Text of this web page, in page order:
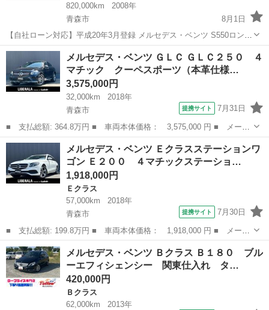
820,000km
2008年
青森市
8月1日
【自社ローン対応】平成20年3月登録 メルセデス・ベンツ S550ロング
車両本体価格：1,980,000円 メーカー名：メルセデス・ベンツ 車種
名：S550ロング 排気量：5,500cc 年式...
青森 青森市 ベンツ（メルセデス） ロング
メルセデス・ベンツ ＧＬＣ ＧＬＣ２５０ ４
マチック クーペスポーツ（本革仕様…
3,575,000円
32,000km
2018年
青森市
提携サイト 7月31日
■ 支払総額: 364.8万円 ■ 車両本体価格： 3,575,000 円 ■ メーカ
ー名： メルセデス・ベンツ ■ 車種名： ＧＬＣ ■ グレード
名： ＧＬＣ２５０ ４マチック クーペスポーツ（本革仕様） ガ
ラススライデ...
青森 青森市 ベンツ（メルセデス）
メルセデス・ベンツ Ｅクラスステーションワ
ゴン Ｅ２００ ４マチックステーショ…
1,918,000円
Ｅクラス
57,000km
2018年
青森市
提携サイト 7月30日
■ 支払総額: 199.8万円 ■ 車両本体価格： 1,918,000 円 ■ メーカ
ー名： メルセデス・ベンツ ■ 車種名： Ｅクラスステーションワ
ゴン ■ グレード名： Ｅ２００ ４マチックステーションワゴンア
バンギャ...
青森 青森市 Ｅクラス
メルセデス・ベンツ Ｂクラス Ｂ１８０ ブル
ーエフィシェンシー 関東仕入れ タ…
420,000円
Ｂクラス
62,000km
2013年